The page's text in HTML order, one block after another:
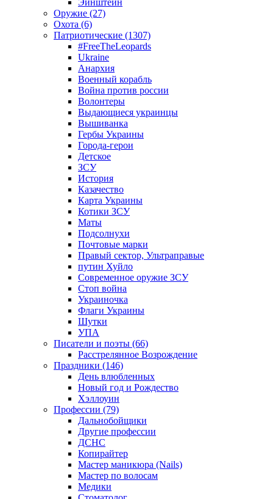
Эйнштейн
Оружие (27)
Охота (6)
Патриотические (1307)
#FreeTheLeopards
Ukraine
Анархия
Военный корабль
Война против россии
Волонтеры
Выдающиеся украинцы
Вышиванка
Гербы Украины
Города-герои
Детское
ЗСУ
История
Казачество
Карта Украины
Котики ЗСУ
Маты
Подсолнухи
Почтовые марки
Правый сектор, Ультраправые
путин Хуйло
Современное оружие ЗСУ
Стоп война
Украиночка
Флаги Украины
Шутки
УПА
Писатели и поэты (66)
Расстрелянное Возрождение
Праздники (146)
День влюбленных
Новый год и Рождество
Хэллоуин
Профессии (79)
Дальнобойщики
Другие профессии
ДСНС
Копирайтер
Мастер маникюра (Nails)
Мастер по волосам
Медики